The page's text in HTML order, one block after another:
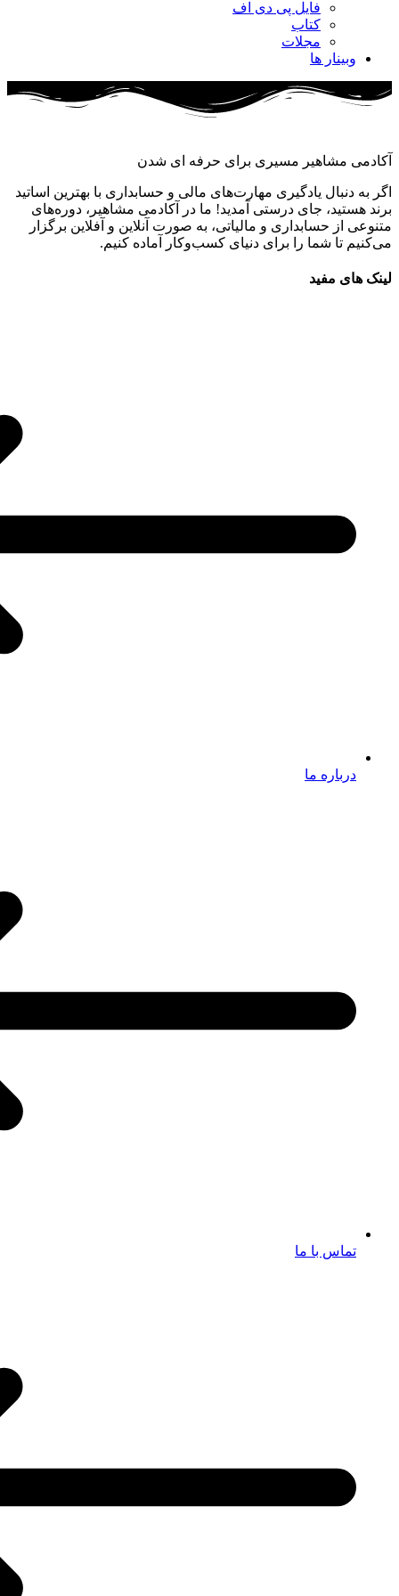
فایل پی دی اف
کتاب
مجلات
وبینار ها
آکادمی مشاهیر مسیری برای حرفه ای شدن
اگر به دنبال یادگیری مهارت‌های مالی و حسابداری با بهترین اساتید
برند هستید، جای درستی آمدید! ما در آکادمی مشاهیر، دوره‌های
متنوعی از حسابداری و مالیاتی، به صورت آنلاین و آفلاین برگزار
می‌کنیم تا شما را برای دنیای کسب‌وکار آماده کنیم.
لینک های مفید
درباره ما
تماس با ما